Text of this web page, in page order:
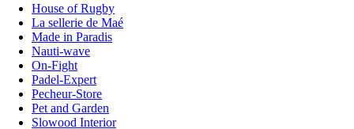
House of Rugby
La sellerie de Maé
Made in Paradis
Nauti-wave
On-Fight
Padel-Expert
Pecheur-Store
Pet and Garden
Slowood Interior